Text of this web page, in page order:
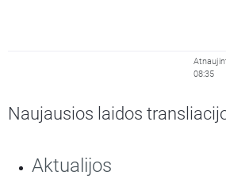
08:35
Naujausios laidos
Aktualijos